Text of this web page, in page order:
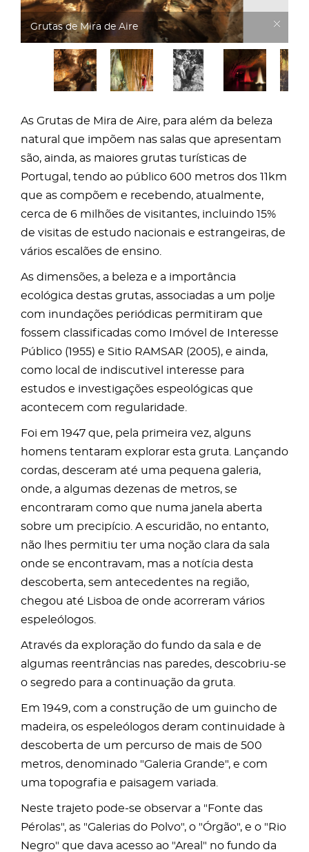
Grutas de Mira de Aire
As Grutas de Mira de Aire, para além da beleza
natural que impõem nas salas que apresentam
são, ainda, as maiores grutas turísticas de
Portugal, tendo ao público 600 metros dos 11km
que as compõem e recebendo, atualmente,
cerca de 6 milhões de visitantes, incluindo 15%
de visitas de estudo nacionais e estrangeiras, de
vários escalões de ensino.
As dimensões, a beleza e a importância
ecológica destas grutas, associadas a um polje
com inundações periódicas permitiram que
fossem classificadas como Imóvel de Interesse
Público (1955) e Sitio RAMSAR (2005), e ainda,
como local de indiscutivel interesse para
estudos e investigações espeológicas que
acontecem com regularidade.
Foi em 1947 que, pela primeira vez, alguns
homens tentaram explorar esta gruta. Lançando
cordas, desceram até uma pequena galeria,
onde, a algumas dezenas de metros, se
encontraram como que numa janela aberta
sobre um precipício. A escuridão, no entanto,
não lhes permitiu ter uma noção clara da sala
onde se encontravam, mas a notícia desta
descoberta, sem antecedentes na região,
chegou até Lisboa de onde acorreram vários
espeleólogos.
Através da exploração do fundo da sala e de
algumas reentrâncias nas paredes, descobriu-se
o segredo para a continuação da gruta.
Em 1949, com a construção de um guincho de
madeira, os espeleólogos deram continuidade à
descoberta de um percurso de mais de 500
metros, denominado "Galeria Grande", e com
uma topografia e paisagem variada.
Neste trajeto pode-se observar a "Fonte das
Pérolas", as "Galerias do Polvo", o "Órgão", e o "Rio
Negro" que dava acesso ao "Areal" no fundo da